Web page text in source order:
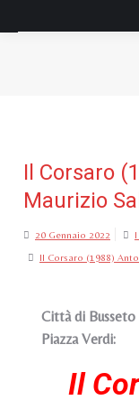
Il Corsaro
Maurizio
20 Gennaio 2022
Il Corsaro (1988)
Città di
Piazza Verdi:
Il